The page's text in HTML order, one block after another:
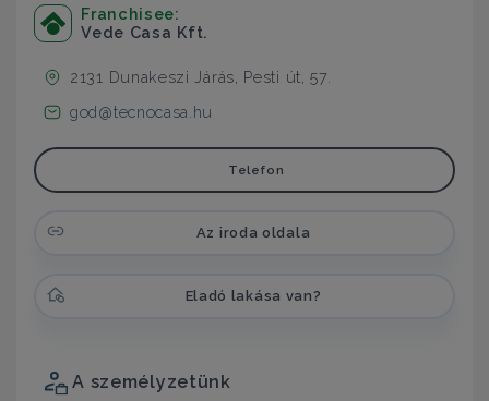
Franchisee:
Vede Casa Kft.
2131 Dunakeszi Járás, Pesti út, 57.
god@tecnocasa.hu
Telefon
Az iroda oldala
Eladó lakása van?
A személyzetünk